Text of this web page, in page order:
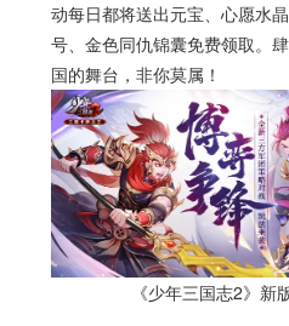
动每日都将送出元宝、心愿水
号、金色同仇锦囊免费领取。
国的舞台，非你莫属！
《少年三国志2》新